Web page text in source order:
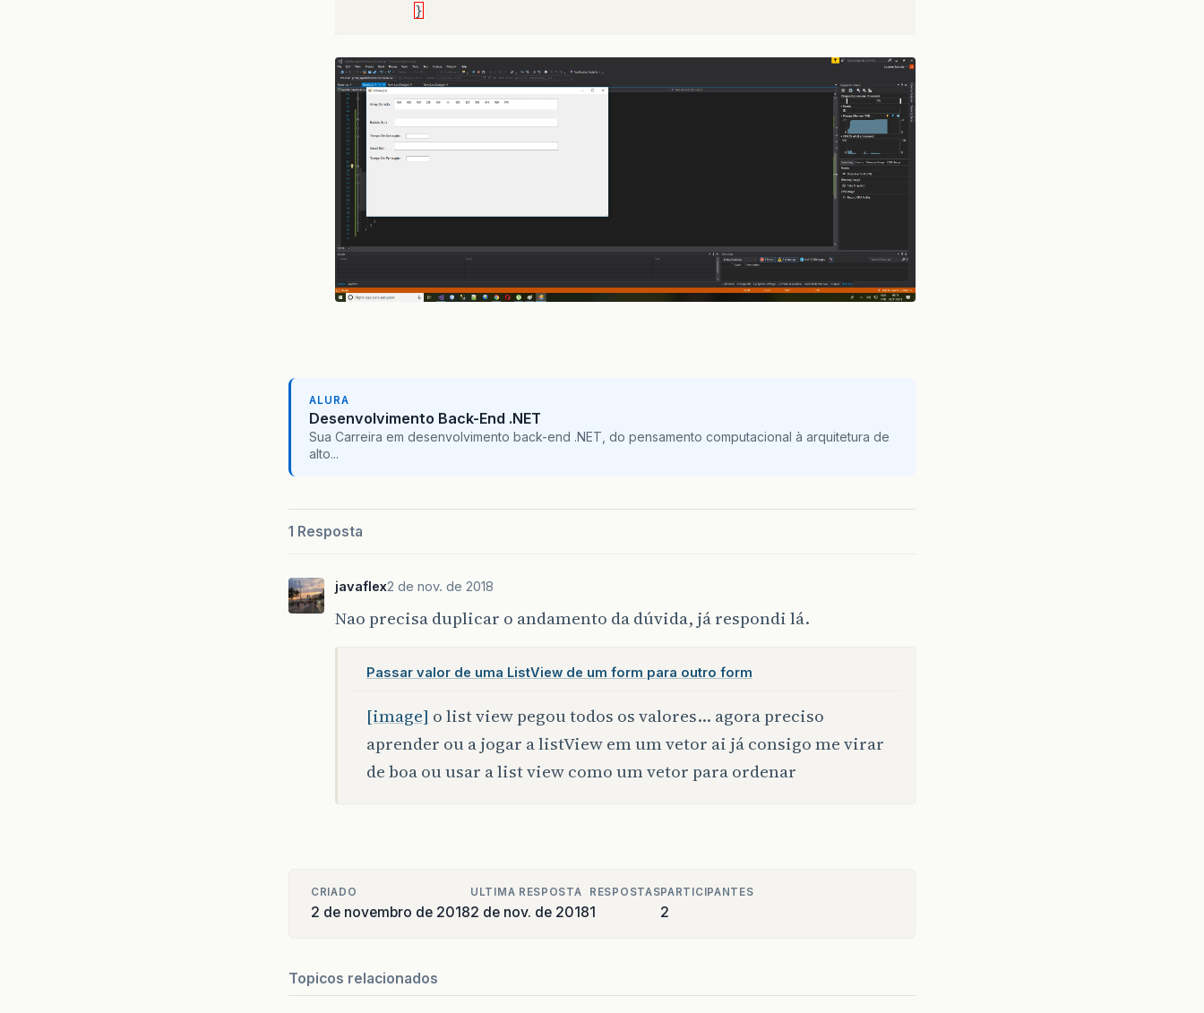
}
ALURA
Desenvolvimento Back-End .NET
Sua Carreira em desenvolvimento back-end .NET, do pensamento computacional à arquitetura de
alto...
1 Resposta
javaflex2 de nov. de 2018
Nao precisa duplicar o andamento da dúvida, já respondi lá.
Passar valor de uma ListView de um form para outro form
[image] o list view pegou todos os valores… agora preciso
aprender ou a jogar a listView em um vetor ai já consigo me virar
de boa ou usar a list view como um vetor para ordenar
CRIADO
2 de novembro de 2018
ULTIMA RESPOSTA
2 de nov. de 2018
RESPOSTAS
1
PARTICIPANTES
2
Topicos relacionados